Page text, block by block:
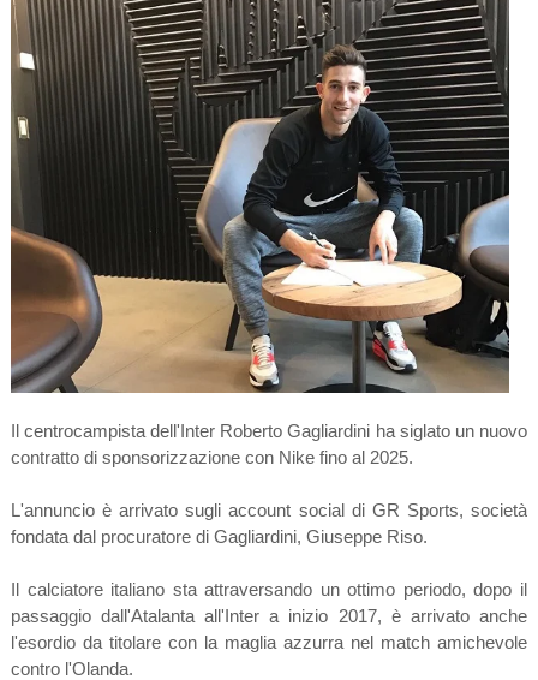
Il centrocampista dell'Inter Roberto Gagliardini ha siglato un nuovo
contratto di sponsorizzazione con Nike fino al 2025.
L'annuncio è arrivato sugli account social di GR Sports, società
fondata dal procuratore di Gagliardini, Giuseppe Riso.
Il calciatore italiano sta attraversando un ottimo periodo, dopo il
passaggio dall'Atalanta all'Inter a inizio 2017, è arrivato anche
l'esordio da titolare con la maglia azzurra nel match amichevole
contro l'Olanda.